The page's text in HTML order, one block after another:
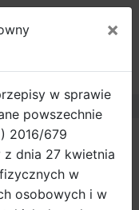
dobre
praktyki
×
w sprawie
powszechnie
2016/679
z dnia 27 kwietnia
w
osobowych i w